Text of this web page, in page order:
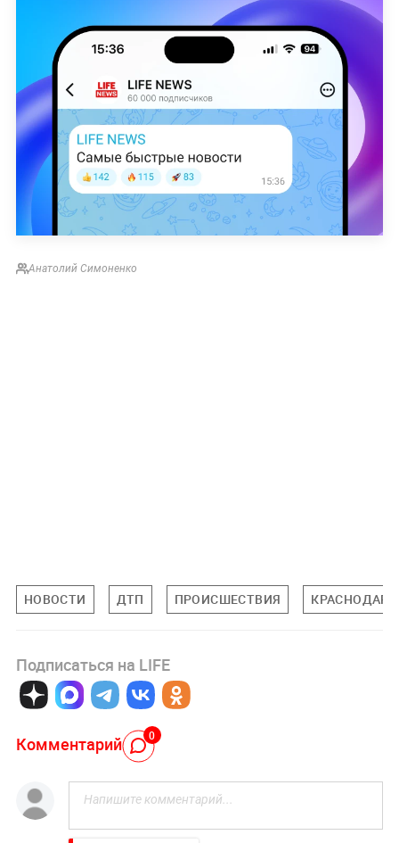
Анатолий Симоненко
НОВОСТИ ДТП ПРОИСШЕСТВИЯ
Подписаться на LIFE
Комментарий 0